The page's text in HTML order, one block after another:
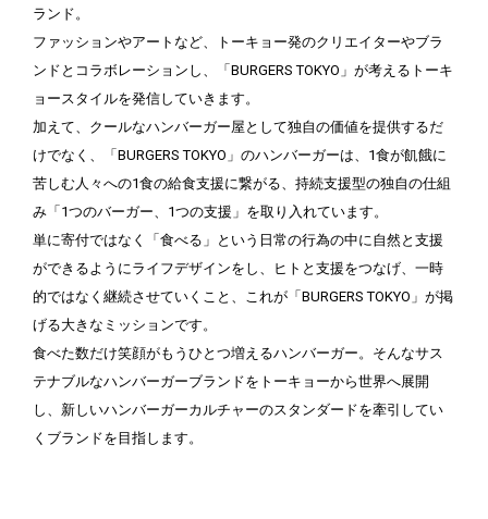
ランド。
ファッションやアートなど、トーキョー発のクリエイターやブラ
ンドとコラボレーションし、「BURGERS TOKYO」が考えるトーキ
ョースタイルを発信していきます。
加えて、クールなハンバーガー屋として独自の価値を提供するだ
けでなく、「BURGERS TOKYO」のハンバーガーは、1食が飢餓に
苦しむ人々への1食の給食支援に繋がる、持続支援型の独自の仕組
み「1つのバーガー、1つの支援」を取り入れています。
単に寄付ではなく「食べる」という日常の行為の中に自然と支援
ができるようにライフデザインをし、ヒトと支援をつなげ、一時
的ではなく継続させていくこと、これが「BURGERS TOKYO」が掲
げる大きなミッションです。
食べた数だけ笑顔がもうひとつ増えるハンバーガー。そんなサス
テナブルなハンバーガーブランドをトーキョーから世界へ展開
し、新しいハンバーガーカルチャーのスタンダードを牽引してい
くブランドを目指します。